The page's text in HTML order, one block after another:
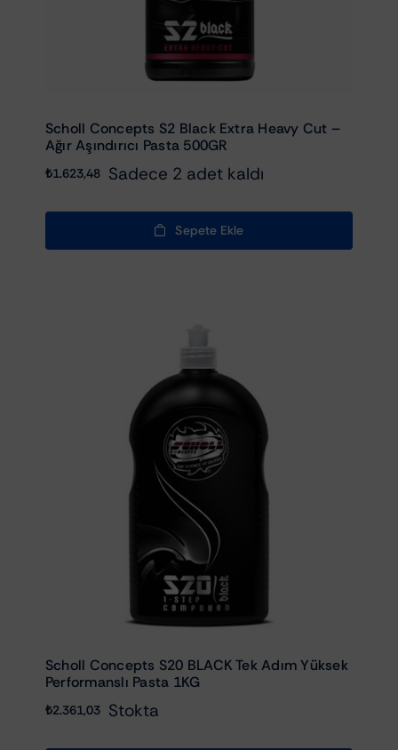
Scholl Concepts S2 Black Extra Heavy Cut –
Ağır Aşındırıcı Pasta 500GR
₺1.623,48 Sadece 2 adet kaldı
Sepete Ekle
Scholl Concepts S20 BLACK Tek Adım Yüksek
Performanslı Pasta 1KG
₺2.361,03 Stokta